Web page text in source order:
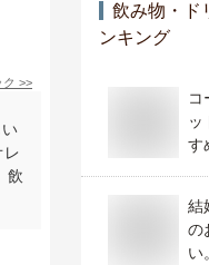
>>
レ
飲
飲み物・ド
ンキング
コ
ッ
す
結
の
い。